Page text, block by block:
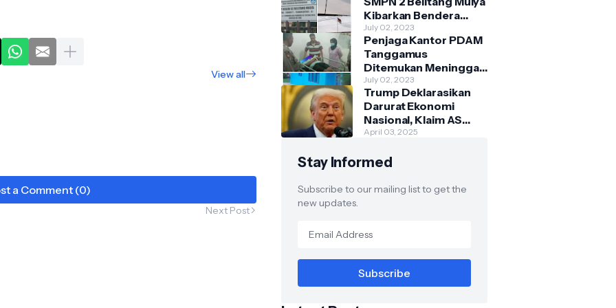
View all
a Comment (0)
Next Post
Kibarkan Bendera
Usang dan Sobek
July 02, 2023
Penjaga Kantor PDAM
Tanggamus
Ditemukan Meninggal
di Belakang Kantornya.
July 02, 2023
Trump Deklarasikan
Darurat Ekonomi
Nasional, Klaim AS
Terus Diperlakukan
Asing"
April 03, 2025
Stay Informed
Subscribe to our mailing list to get the
new updates.